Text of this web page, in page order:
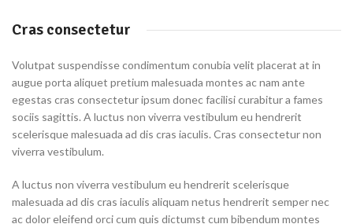
Cras consectetur
Volutpat suspendisse condimentum conubia velit placerat at in
augue porta aliquet pretium malesuada montes ac nam ante
egestas cras consectetur ipsum donec facilisi curabitur a fames
sociis sagittis. A luctus non viverra vestibulum eu hendrerit
scelerisque malesuada ad dis cras iaculis. Cras consectetur non
viverra vestibulum.
A luctus non viverra vestibulum eu hendrerit scelerisque
malesuada ad dis cras iaculis aliquam netus hendrerit semper nec
ac dolor eleifend orci cum quis dictumst cum bibendum montes